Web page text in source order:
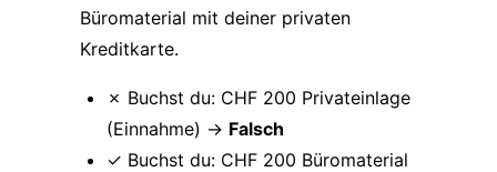
Büromaterial mit deiner privaten
Kreditkarte.
✗ Buchst du: CHF 200 Privateinlage
(Einnahme) → Falsch
✓ Buchst du: CHF 200 Büromaterial